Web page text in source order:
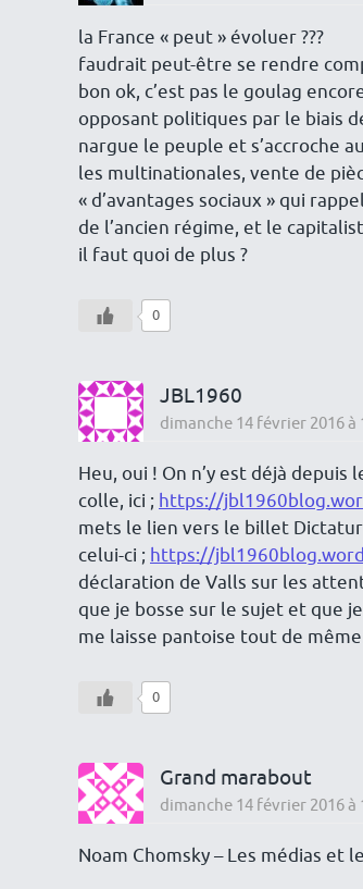
la France « peut » évoluer ???
faudrait peut-être se rendre
bon ok, c’est pas le goulag
opposant politiques par le biais
nargue le peuple et s’accroche
les multinationales, vente de
« d’avantages sociaux » qui
de l’ancien régime, et le
il faut quoi de plus ?
0
JBL1960
dimanche 14 février 2016 à
Heu, oui ! On n’y est déjà
colle, ici ; https://
mets le lien vers le billet
celui-ci ; https://
déclaration de Valls sur les
que je bosse sur le sujet et que
me laisse pantoise tout de
0
Grand marabout
dimanche 14 février 2016 à
Noam Chomsky – Les médias et